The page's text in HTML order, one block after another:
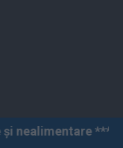
Vânzări angro